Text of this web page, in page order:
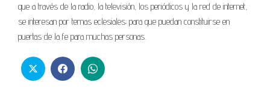
que a través de la radio, la televisión, los periódicos y la red de internet,
se interesan por temas eclesiales; para que puedan constituirse en
puertas de la fe para muchas personas.